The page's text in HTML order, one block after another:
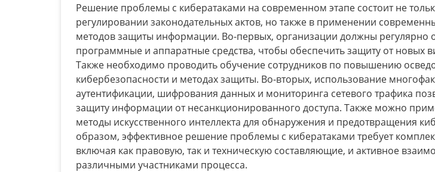
Решение проблемы с кибератаками на современном этапе состоит не
регулировании законодательных актов, но также в применении
методов защиты информации. Во-первых, организации должны регулярно
программные и аппаратные средства, чтобы обеспечить защиту от новых
Также необходимо проводить обучение сотрудников по повышению
кибербезопасности и методах защиты. Во-вторых, использование
аутентификации, шифрования данных и мониторинга сетевого трафика
защиту информации от несанкционированного доступа. Также можно
методы искусственного интеллекта для обнаружения и предотвращения
образом, эффективное решение проблемы с кибератаками требует
включая как правовую, так и техническую составляющие, и активное
различными участниками процесса.